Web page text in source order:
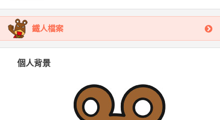
鐵人檔案
個人背景